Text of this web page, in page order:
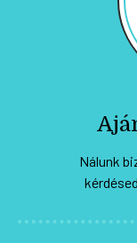
Nálunk